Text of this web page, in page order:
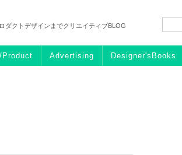
ダクトデザインまでクリエイティブBLOG
Product Advertising Designer'sBooks